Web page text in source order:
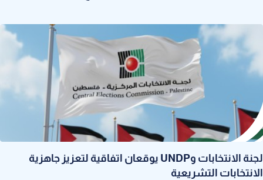
لجنة الانتخابات وUNDP يوقعان اتفاقية لتعزيز جاهزية
الانتخابات التشريعية